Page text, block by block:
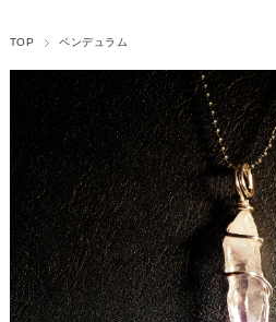
TOP ペンデュラム